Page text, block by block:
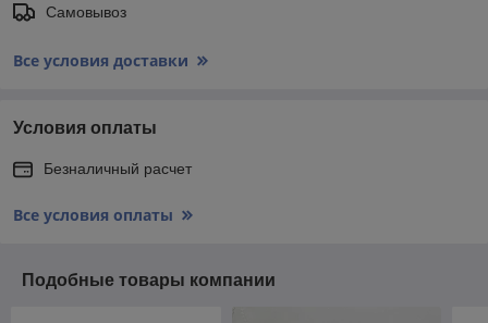
Самовывоз
Все условия доставки
Условия оплаты
Безналичный расчет
Все условия оплаты
Подобные товары компании